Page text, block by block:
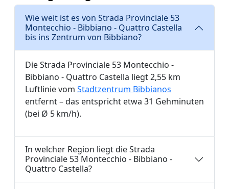
Wie weit ist es von Strada Provinciale 53
Montecchio - Bibbiano - Quattro Castella
bis ins Zentrum von Bibbiano?
Die Strada Provinciale 53 Montecchio -
Bibbiano - Quattro Castella liegt 2,55 km
Luftlinie vom Stadtzentrum Bibbianos
entfernt – das entspricht etwa 31 Gehminuten
(bei Ø 5 km/h).
In welcher Region liegt die Strada
Provinciale 53 Montecchio - Bibbiano -
Quattro Castella?